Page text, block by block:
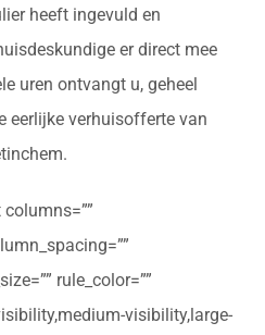
heeft ingevuld en
er direct mee
uren ontvangt u, geheel
eerlijke verhuisofferte van
rule_color=””
visibility,large-